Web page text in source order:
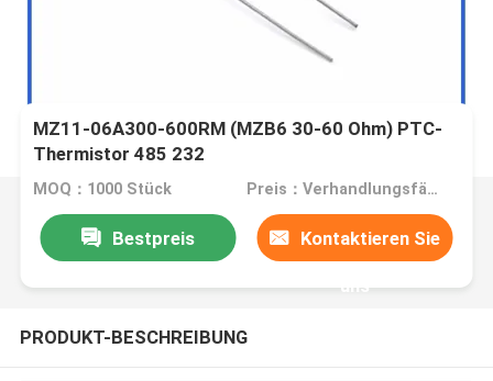
MZ11-06A300-600RM (MZB6 30-60 Ohm) PTC-
Thermistor 485 232
Kommunikationsschnittstellen-Schutzwiderstand
MOQ：1000 Stück Preis：Verhandlungsfähig
Bestpreis Kontaktieren Sie
uns
PRODUKT-BESCHREIBUNG